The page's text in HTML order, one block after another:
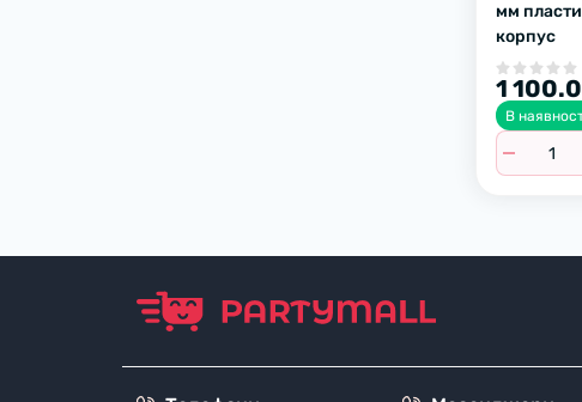
мм
корпус
1
В